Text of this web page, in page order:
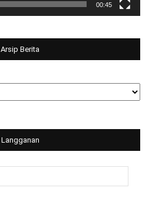
00:45
Arsip Berita
Langganan